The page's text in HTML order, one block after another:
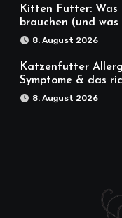
Kitten Futter: Was
brauchen (und
8. August 2026
Katzenfutter
Symptome & das
8. August 2026